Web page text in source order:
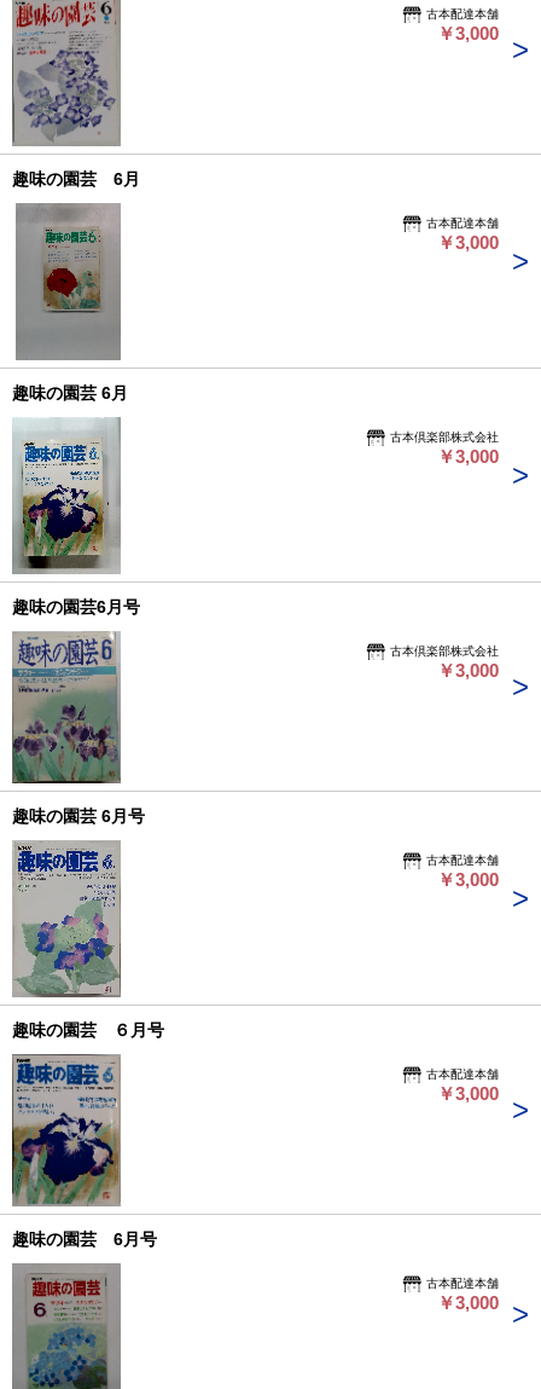
古本配達本舗
￥3,000
趣味の園芸 6月
古本配達本舗
￥3,000
趣味の園芸 6月
古本倶楽部株式会社
￥3,000
趣味の園芸6月号
古本倶楽部株式会社
￥3,000
趣味の園芸 6月号
古本配達本舗
￥3,000
趣味の園芸 ６月号
古本配達本舗
￥3,000
趣味の園芸 6月号
古本配達本舗
￥3,000